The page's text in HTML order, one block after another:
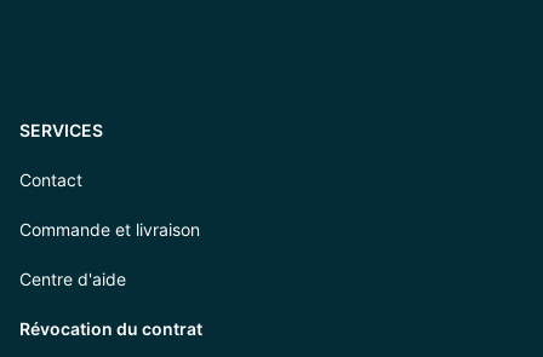
SERVICES
Contact
Commande et livraison
Centre d'aide
Révocation du contrat